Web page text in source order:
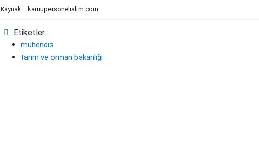
Kaynak: kamupersonelialim.com
Etiketler :
mühendis
tarım ve orman bakanlığı